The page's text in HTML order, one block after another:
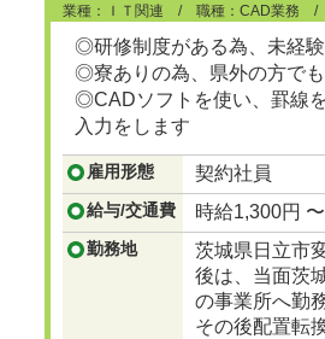
業種：ＩＴ関連 / 職種：CAD業務 /
◎研修制度がある為、未経
◎寮ありの為、県外の方でも
◎CADソフトを使い、罫線
入力をします
...つづきを見る
雇用形態 契約社員
給与/交通費 時給1,300円
勤務地
茨城県日立市
後は、当面茨
の事業所へ勤
その後配置転